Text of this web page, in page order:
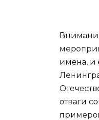
имена, и
отваги